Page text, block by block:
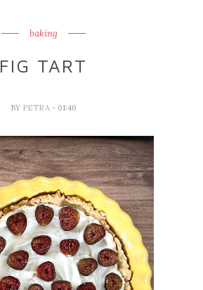
baking
FIG TART
BY PETRA - 01:40